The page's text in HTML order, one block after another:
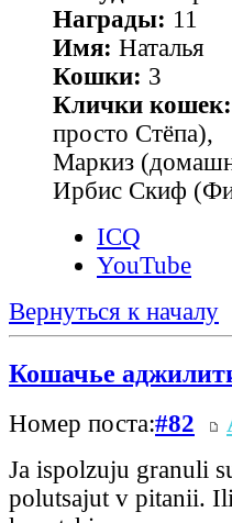
Награды: 11
Имя: Наталья
Кошки: 3
Клички кошек:
просто Стёпа),
Маркиз
Ирбис Скиф
ICQ
YouTube
Вернуться к началу
Кошачье
Номер поста:#82
Ja ispolzuju granuli
polutsajut v pitanii.